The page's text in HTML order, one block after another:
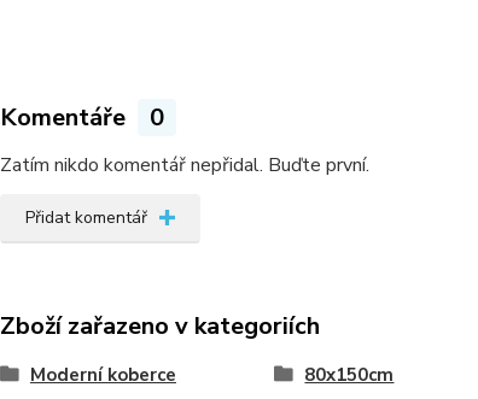
Komentáře 0
Zatím nikdo komentář nepřidal. Buďte první.
Přidat komentář
Zboží zařazeno v kategoriích
Moderní koberce 80x150cm